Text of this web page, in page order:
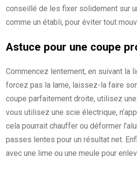
conseillé de les fixer solidement sur
comme un établi, pour éviter tout
Astuce pour une coupe
Commencez lentement, en suivant la
forcez pas la lame, laissez-la faire
coupe parfaitement droite, utilisez
vous utilisez une scie électrique,
cela pourrait chauffer ou déformer
passes lentes pour un résultat net.
avec une lime ou une meule pour